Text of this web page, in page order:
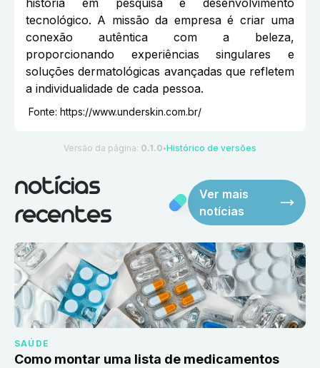
história em pesquisa e desenvolvimento
tecnológico. A missão da empresa é criar uma
conexão autêntica com a beleza,
proporcionando experiências singulares e
soluções dermatológicas avançadas que refletem
a individualidade de cada pessoa.
Fonte: https://www.underskin.com.br/
Versão da página: 0.1.0 ●Histórico de versões
notícias
recentes
Ver mais
notícias
SAÚDE
Como montar uma lista de medicamentos